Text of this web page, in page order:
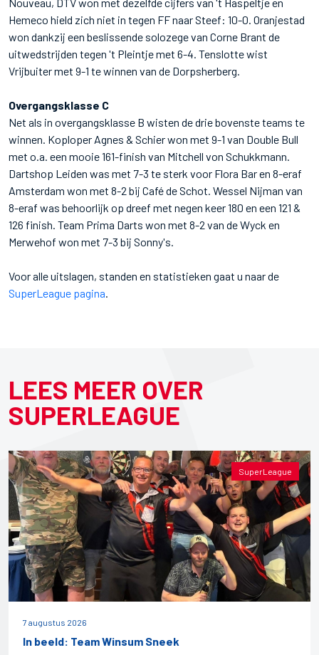
Hemeco hield zich niet in tegen FF naar Steef: 10-0. Oranjestad
won dankzij een beslissende solozege van Corne Brant de
uitwedstrijden tegen 't Pleintje met 6-4. Tenslotte wist
Vrijbuiter met 9-1 te winnen van de Dorpsherberg.
Overgangsklasse C
Net als in overgangsklasse B wisten de drie bovenste teams te
winnen. Koploper Agnes & Schier won met 9-1 van Double Bull
met o.a. een mooie 161-finish van Mitchell von Schukkmann.
Dartshop Leiden was met 7-3 te sterk voor Flora Bar en 8-eraf
Amsterdam won met 8-2 bij Café de Schot. Wessel Nijman van
8-eraf was behoorlijk op dreef met negen keer 180 en een 121 &
126 finish. Team Prima Darts won met 8-2 van de Wyck en
Merwehof won met 7-3 bij Sonny's.
Voor alle uitslagen, standen en statistieken gaat u naar de
SuperLeague pagina
LEES MEER OVER
SUPERLEAGUE
SuperLeague
7 augustus 2026
In beeld: Team Winsum Sneek